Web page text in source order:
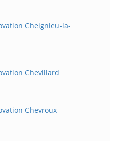
Cheignieu-la-
Chevillard
Chevroux